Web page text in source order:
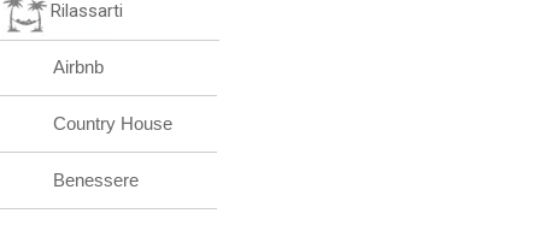
Rilassarti
Airbnb
Country House
Benessere